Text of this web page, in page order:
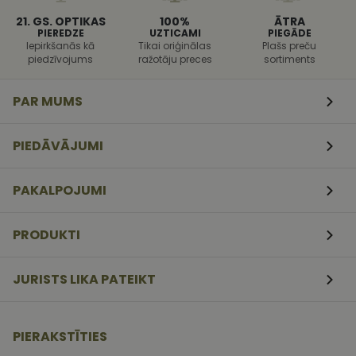
21. GS. OPTIKAS
PIEREDZE
Iepirkšanās kā
piedzīvojums
100%
UZTICAMI
Tikai oriģinālas
ražotāju preces
ĀTRA
PIEGĀDE
Plašs preču
sortiments
PAR MUMS
PIEDĀVĀJUMI
PAKALPOJUMI
PRODUKTI
JURISTS LIKA PATEIKT
PIERAKSTĪTIES
tīmekļa
veidlapām.
CookieScriptConsent
CookieScript
11
Šo sīkfailu
serviss, lai
atcerētos
piekrišanas
Script.com
sīkfailu
pareizi.